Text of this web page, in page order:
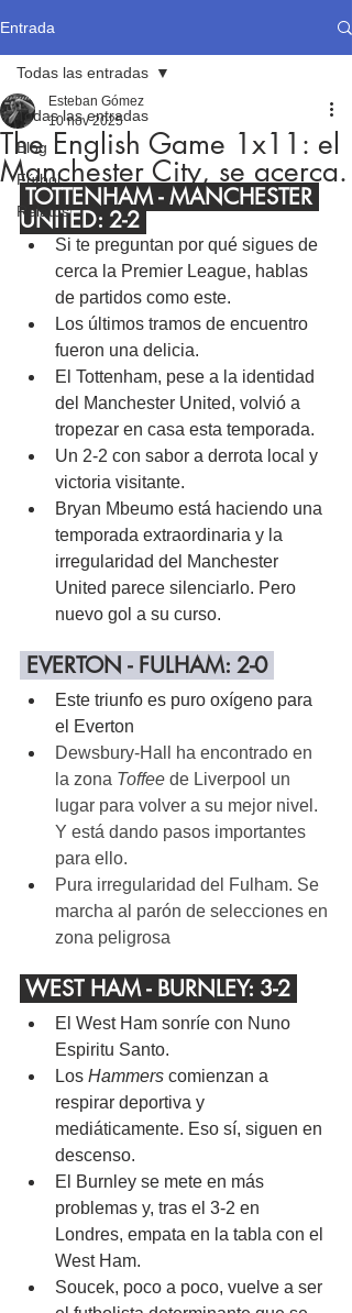
Entrada
Todas las entradas
Blog
Fútbol
Relatos
Todas las entradas
The English Game 1x11: el
Manchester City, se acerca.
Esteban Gómez
10 nov 2025
TOTTENHAM - MANCHESTER
UNITED: 2-2
Si te preguntan por qué sigues de
cerca la Premier League, hablas
de partidos como este.
Los últimos tramos de encuentro
fueron una delicia.
El Tottenham, pese a la identidad
del Manchester United, volvió a
tropezar en casa esta temporada.
Un 2-2 con sabor a derrota local y
victoria visitante.
Bryan Mbeumo está haciendo una
temporada extraordinaria y la
irregularidad del Manchester
United parece silenciarlo. Pero
nuevo gol a su curso.
EVERTON - FULHAM: 2-0
Este triunfo es puro oxígeno para
el Everton
Dewsbury-Hall ha encontrado en
la zona Toffee de Liverpool un
lugar para volver a su mejor nivel.
Y está dando pasos importantes
para ello.
Pura irregularidad del Fulham. Se
marcha al parón de selecciones en
zona peligrosa
WEST HAM - BURNLEY: 3-2
El West Ham sonríe con Nuno
Espiritu Santo.
Los Hammers comienzan a
respirar deportiva y
mediáticamente. Eso sí, siguen en
descenso.
El Burnley se mete en más
problemas y, tras el 3-2 en
Londres, empata en la tabla con el
West Ham.
Soucek, poco a poco, vuelve a ser